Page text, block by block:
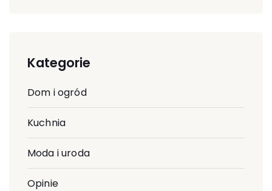
Kategorie
Dom i ogród
Kuchnia
Moda i uroda
Opinie